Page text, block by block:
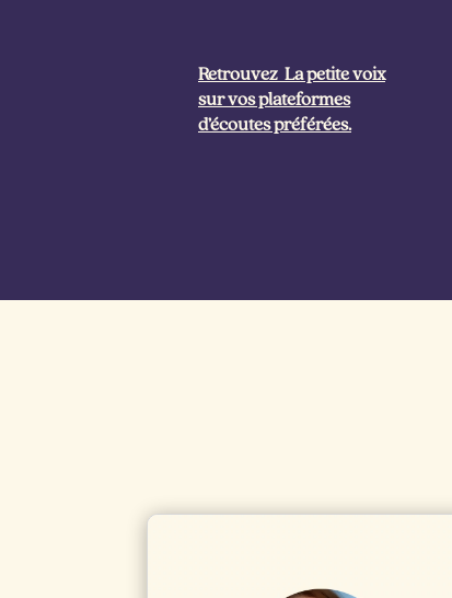
Retrouvez La petite voix
sur vos plateformes
d’écoutes préférées.